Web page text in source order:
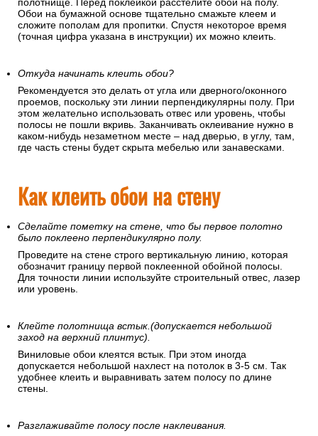
полотнище. Перед поклейкой расстелите обои на полу.
Обои на бумажной основе тщательно смажьте клеем и
сложите пополам для пропитки. Спустя некоторое время
(точная цифра указана в инструкции) их можно клеить.
Откуда начинать клеить обои?
Рекомендуется это делать от угла или дверного/оконного
проемов, поскольку эти линии перпендикулярны полу. При
этом желательно использовать отвес или уровень, чтобы
полосы не пошли вкривь. Заканчивать оклеивание нужно в
каком-нибудь незаметном месте – над дверью, в углу, там,
где часть стены будет скрыта мебелью или занавесками.
Как клеить обои на стену
Сделайте пометку на стене, что бы первое полотно
было поклеено перпендикулярно полу.
Проведите на стене строго вертикальную линию, которая
обозначит границу первой поклеенной обойной полосы.
Для точности линии используйте строительный отвес, лазер
или уровень.
Клейте полотнища встык.(допускается небольшой
заход на верхний плинтус).
Виниловые обои клеятся встык. При этом иногда
допускается небольшой нахлест на потолок в 3-5 см. Так
удобнее клеить и выравнивать затем полосу по длине
стены.
Разглаживайте полосу после наклеивания.